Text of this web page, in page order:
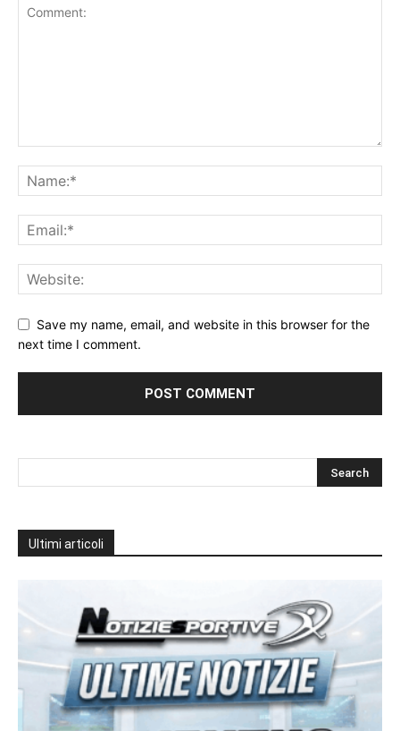
Save my name, email, and website in this browser for the
next time I comment.
Ultimi articoli